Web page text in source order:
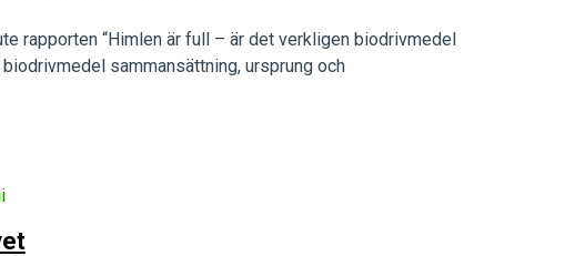
rapporten “Himlen är full – är det verkligen biodrivmedel
sammansättning, ursprung och